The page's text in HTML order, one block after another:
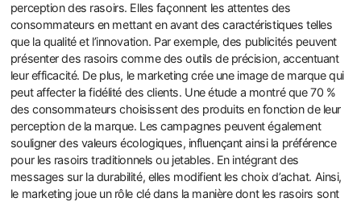
perception des rasoirs. Elles façonnent les attentes des
consommateurs en mettant en avant des caractéristiques telles
que la qualité et l’innovation. Par exemple, des publicités peuvent
présenter des rasoirs comme des outils de précision, accentuant
leur efficacité. De plus, le marketing crée une image de marque qui
peut affecter la fidélité des clients. Une étude a montré que 70 %
des consommateurs choisissent des produits en fonction de leur
perception de la marque. Les campagnes peuvent également
souligner des valeurs écologiques, influençant ainsi la préférence
pour les rasoirs traditionnels ou jetables. En intégrant des
messages sur la durabilité, elles modifient les choix d’achat. Ainsi,
le marketing joue un rôle clé dans la manière dont les rasoirs sont